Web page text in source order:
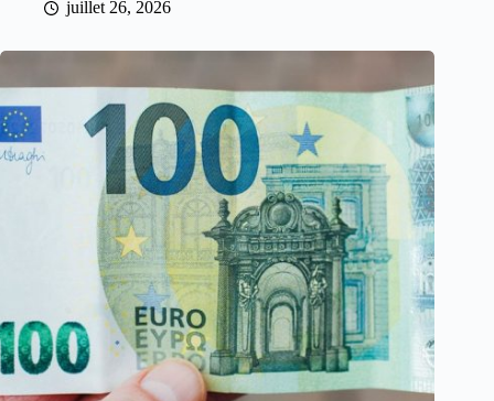
juillet 26, 2026